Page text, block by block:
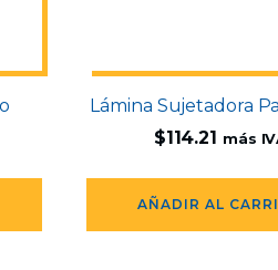
Lámina Sujetadora
$114.21 más
AÑADIR AL